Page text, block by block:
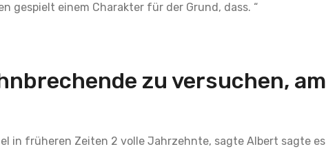
gespielt einem Charakter für der Grund, dass. “
zu versuchen, am
in früheren Zeiten 2 volle Jahrzehnte, sagte Albert sagte es